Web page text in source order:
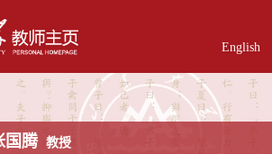
English
国腾 教授